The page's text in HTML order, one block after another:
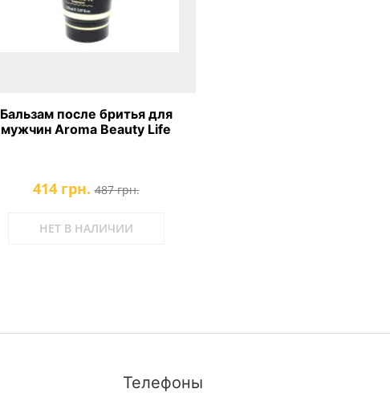
Бальзам после бритья для
мужчин Aroma Beauty Life
414 грн. 487 грн.
НЕТ В НАЛИЧИИ
Телефоны